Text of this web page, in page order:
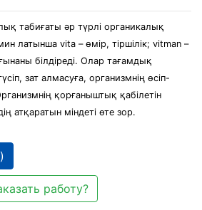
табиғаты әр түрлі органикалық
латынша vіtа – өмір, тіршілік; vitman –
білдіреді. Олар тағамдық
зат алмасуға, организмнің өсіп-
қорғаныштық қабілетін
атқаратын міндеті өте зор.
работу?